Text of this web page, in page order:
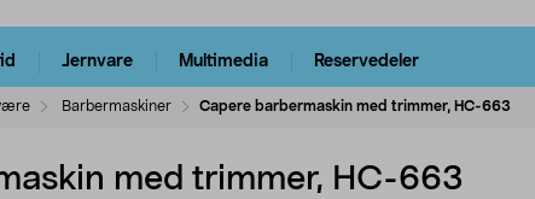
Jernvare Multimedia Reservedeler
Barbermaskiner Capere barbermaskin med trimmer, HC-663
med trimmer, HC-663